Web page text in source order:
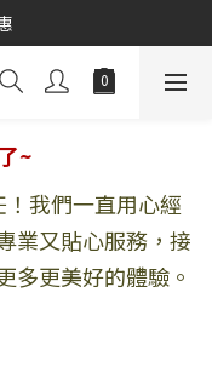
~
我們一直用心經
業又貼心服務，接
多更美好的體驗。